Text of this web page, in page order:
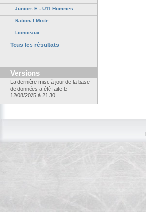
Juniors E - U11 Hommes
National Mixte
Lionceaux
Tous les résultats
Versions
La dernière mise à jour de la base
de données a été faite le
12/08/2025 à 21:30